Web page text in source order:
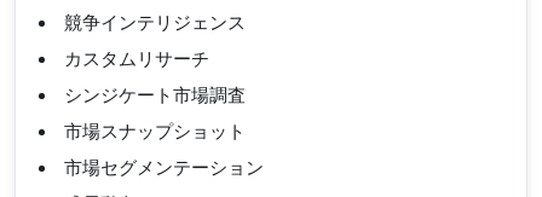
競争インテリジェンス
カスタムリサーチ
シンジケート市場調査
市場スナップショット
市場セグメンテーション